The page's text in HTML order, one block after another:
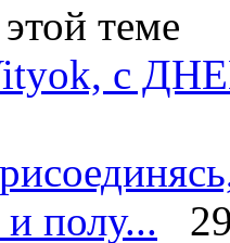
теме
с
полу...